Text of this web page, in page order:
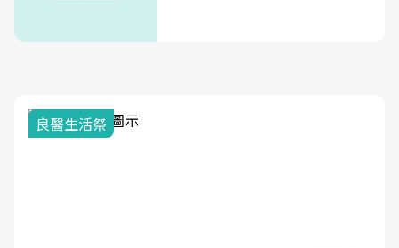
良醫生活祭